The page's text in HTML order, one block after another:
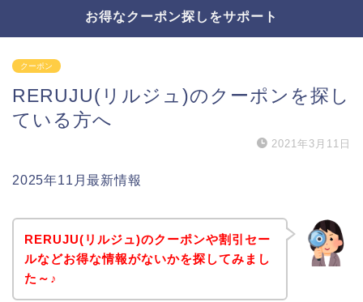
お得なクーポン探しをサポート
クーポン
RERUJU(リルジュ)のクーポンを探し
ている方へ
2021年3月11日
2025年11月最新情報
RERUJU(リルジュ)のクーポンや割引セー
ルなどお得な情報がないかを探してみまし
た～♪